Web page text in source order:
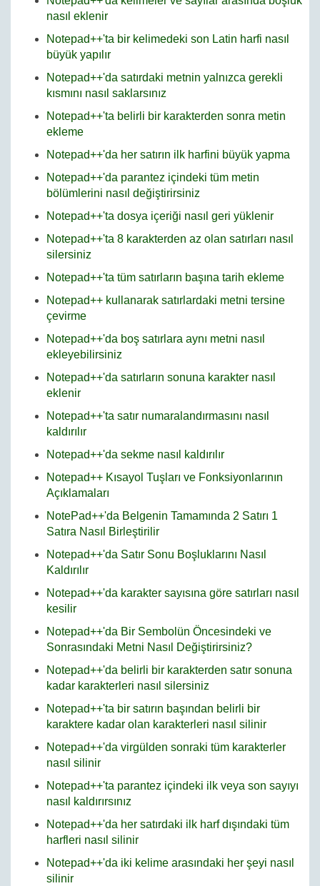
nasıl eklenir
Notepad++'ta bir kelimedeki son Latin harfi nasıl
büyük yapılır
Notepad++'da satırdaki metnin yalnızca gerekli
kısmını nasıl saklarsınız
Notepad++'ta belirli bir karakterden sonra metin
ekleme
Notepad++'da her satırın ilk harfini büyük yapma
Notepad++'da parantez içindeki tüm metin
bölümlerini nasıl değiştirirsiniz
Notepad++'ta dosya içeriği nasıl geri yüklenir
Notepad++'ta 8 karakterden az olan satırları nasıl
silersiniz
Notepad++'ta tüm satırların başına tarih ekleme
Notepad++ kullanarak satırlardaki metni tersine
çevirme
Notepad++'da boş satırlara aynı metni nasıl
ekleyebilirsiniz
Notepad++'da satırların sonuna karakter nasıl
eklenir
Notepad++'ta satır numaralandırmasını nasıl
kaldırılır
Notepad++'da sekme nasıl kaldırılır
Notepad++ Kısayol Tuşları ve Fonksiyonlarının
Açıklamaları
NotePad++'da Belgenin Tamamında 2 Satırı 1
Satıra Nasıl Birleştirilir
Notepad++'da Satır Sonu Boşluklarını Nasıl
Kaldırılır
Notepad++'da karakter sayısına göre satırları nasıl
kesilir
Notepad++'da Bir Sembolün Öncesindeki ve
Sonrasındaki Metni Nasıl Değiştirirsiniz?
Notepad++'da belirli bir karakterden satır sonuna
kadar karakterleri nasıl silersiniz
Notepad++'ta bir satırın başından belirli bir
karaktere kadar olan karakterleri nasıl silinir
Notepad++'da virgülden sonraki tüm karakterler
nasıl silinir
Notepad++'ta parantez içindeki ilk veya son sayıyı
nasıl kaldırırsınız
Notepad++'da her satırdaki ilk harf dışındaki tüm
harfleri nasıl silinir
Notepad++'da iki kelime arasındaki her şeyi nasıl
silinir